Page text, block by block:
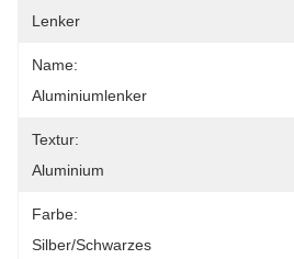
Lenker
Name:
Aluminiumlenker
Textur:
Aluminium
Farbe:
Silber/Schwarzes